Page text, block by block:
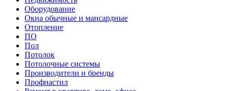
Оборудование
Окна обычные и мансардные
Отопление
ПО
Пол
Потолок
Потолочные системы
Производители и бренды
Профнастил